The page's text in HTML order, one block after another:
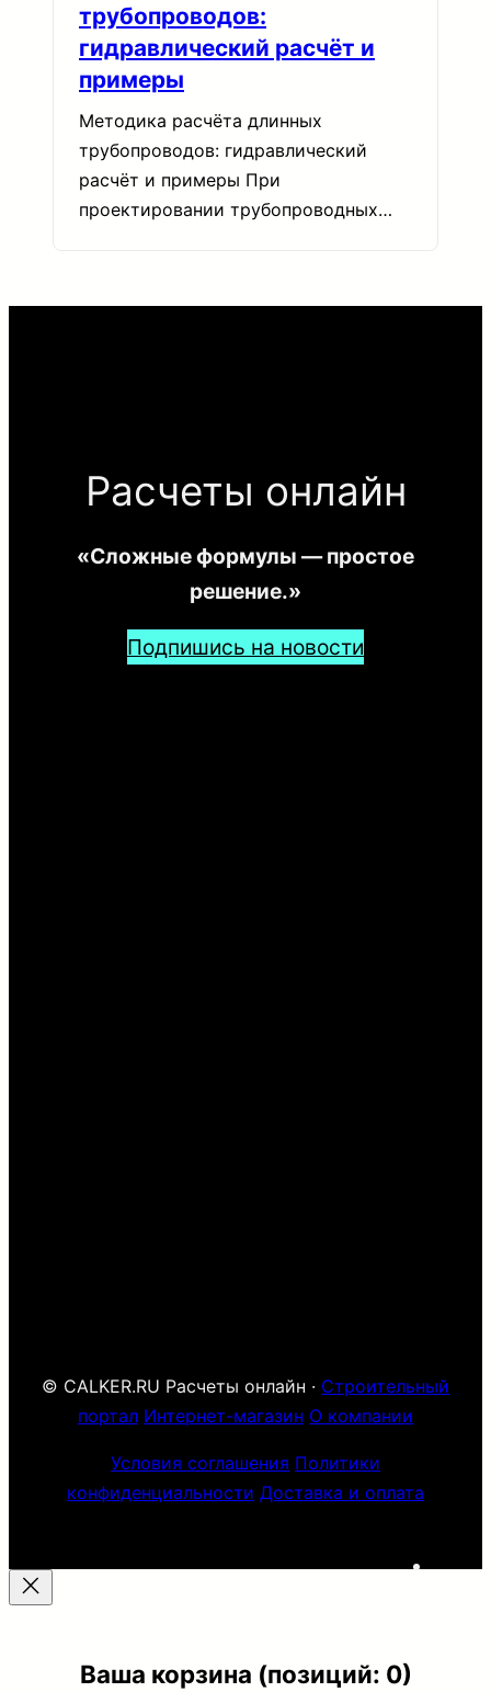
трубопроводов:
гидравлический расчёт и
примеры
Методика расчёта длинных
трубопроводов: гидравлический
расчёт и примеры При
проектировании трубопроводных…
Расчеты онлайн
«Сложные формулы — простое
решение.»
Подпишись на новости
© CALKER.RU Расчеты онлайн · Строительный
портал Интернет-магазин О компании
Условия соглашения Политики
конфиденциальности Доставка и оплата
Ваша корзина (позиций: 0)